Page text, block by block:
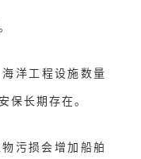
洋工程设施数量
保长期存在。
污损会增加船舶